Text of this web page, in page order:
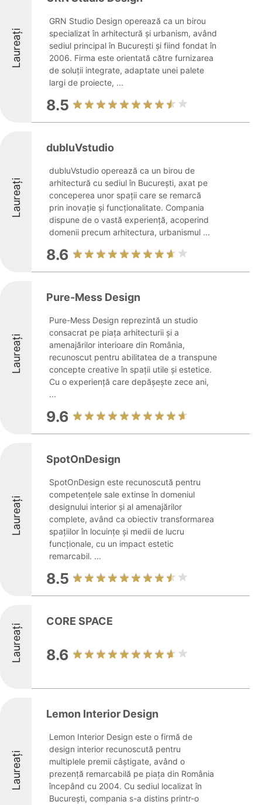
Laureați
GRN Studio Design operează ca un birou
specializat în arhitectură și urbanism, având
sediul principal în București și fiind fondat în
2006. Firma este orientată către furnizarea
de soluții integrate, adaptate unei palete
largi de proiecte, ...
8.5
Laureați
dubluVstudio
dubluVstudio operează ca un birou de
arhitectură cu sediul în București, axat pe
conceperea unor spații care se remarcă
prin inovație și funcționalitate. Compania
dispune de o vastă experiență, acoperind
domenii precum arhitectura, urbanismul ...
8.6
Laureați
Pure-Mess Design
Pure-Mess Design reprezintă un studio
consacrat pe piața arhitecturii și a
amenajărilor interioare din România,
recunoscut pentru abilitatea de a transpune
concepte creative în spații utile și estetice.
Cu o experiență care depășește zece ani,
...
9.6
Laureați
SpotOnDesign
SpotOnDesign este recunoscută pentru
competențele sale extinse în domeniul
designului interior și al amenajărilor
complete, având ca obiectiv transformarea
spațiilor în locuințe și medii de lucru
funcționale, cu un impact estetic
remarcabil. ...
8.5
Laureați
CORE SPACE
8.6
Laureați
Lemon Interior Design
Lemon Interior Design este o firmă de
design interior recunoscută pentru
multiplele premii câștigate, având o
prezență remarcabilă pe piața din România
începând cu 2004. Cu sediul localizat în
București, compania s-a distins printr-o